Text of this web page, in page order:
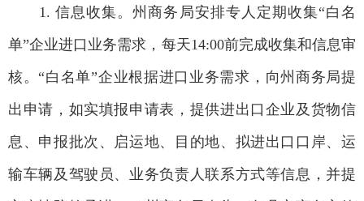
1. 信息收集。州商务局安排专人定期收集“白名
单”企业进口业务需求，每天14:00前完成收集和信息审
核。“白名单”企业根据进口业务需求，向州商务局提
出申请，如实填报申请表，提供进出口企业及货物信
息、申报批次、启运地、目的地、拟进出口口岸、运
输车辆及驾驶员、业务负责人联系方式等信息，并提